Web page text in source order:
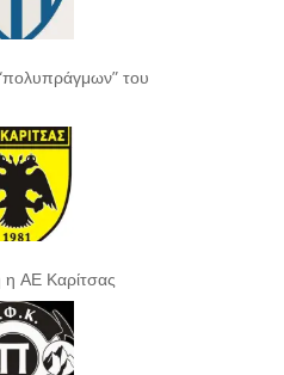
του
ΑΕ Καρίτσας